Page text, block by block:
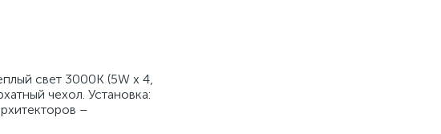
свет 3000K (5W x 4,
чехол. Установка:
–